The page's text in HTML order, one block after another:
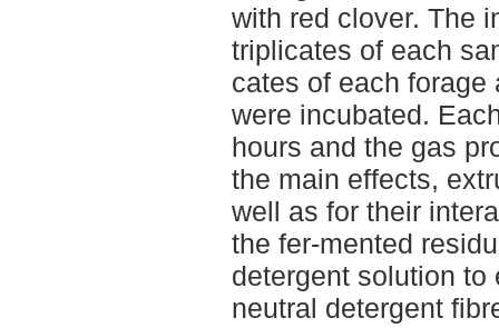
with red clover. The
triplicates of each
cates of each forage
were incubated.
hours and the gas
the main effects,
well as for their
the fer-mented
detergent solution
neutral detergent